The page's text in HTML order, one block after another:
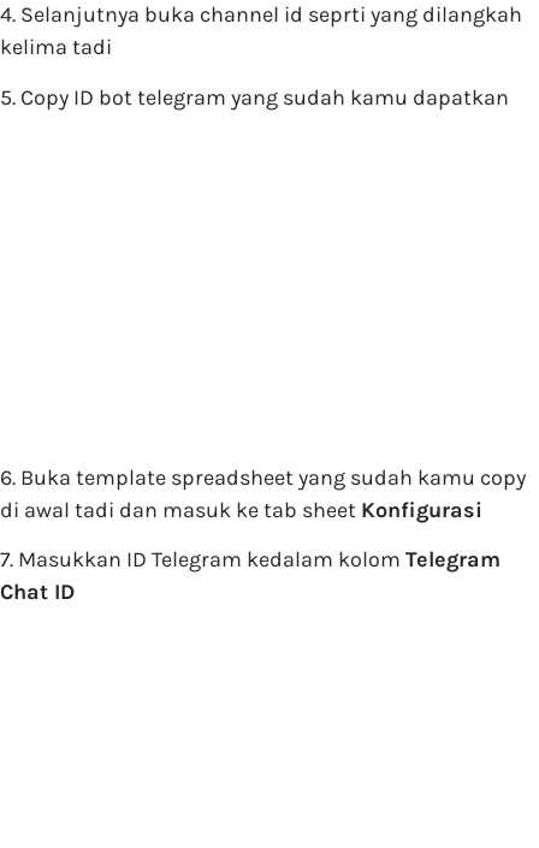
4. Selanjutnya buka channel id seprti yang dilangkah
kelima tadi
5. Copy ID bot telegram yang sudah kamu dapatkan
6. Buka template spreadsheet yang sudah kamu copy
di awal tadi dan masuk ke tab sheet Konfigurasi
7. Masukkan ID Telegram kedalam kolom Telegram
Chat ID